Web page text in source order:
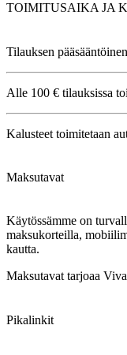
TOIMITUSAIKA JA
Tilauksen
Alle 100 € tilauksissa
Kalusteet toimitetaan
Maksutavat
Käytössämme on
maksukorteilla,
kautta.
Maksutavat tarjoaa
Pikalinkit